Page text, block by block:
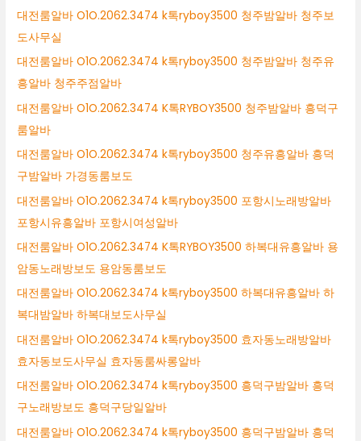
대전룸알바 O1O.2062.3474 k톡ryboy3500 청주밤알바 청주보
도사무실
대전룸알바 O1O.2062.3474 k톡ryboy3500 청주밤알바 청주유
흥알바 청주주점알바
대전룸알바 O1O.2062.3474 K톡RYBOY3500 청주밤알바 흥덕구
룸알바
대전룸알바 O1O.2062.3474 k톡ryboy3500 청주유흥알바 흥덕
구밤알바 가경동룸보도
대전룸알바 O1O.2062.3474 k톡ryboy3500 포항시노래방알바
포항시유흥알바 포항시여성알바
대전룸알바 O1O.2062.3474 K톡RYBOY3500 하복대유흥알바 용
암동노래방보도 용암동룸보도
대전룸알바 O1O.2062.3474 k톡ryboy3500 하복대유흥알바 하
복대밤알바 하복대보도사무실
대전룸알바 O1O.2062.3474 k톡ryboy3500 효자동노래방알바
효자동보도사무실 효자동룸싸롱알바
대전룸알바 O1O.2062.3474 k톡ryboy3500 흥덕구밤알바 흥덕
구노래방보도 흥덕구당일알바
대전룸알바 O1O.2062.3474 k톡ryboy3500 흥덕구밤알바 흥덕